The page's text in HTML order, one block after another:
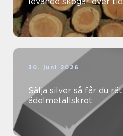
30. juni 2026
Sälja silver så får du rätt betalt för ditt
ädelmetallskrot